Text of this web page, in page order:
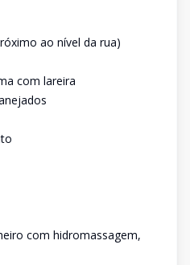
ao nível da rua)
com lareira
com hidromassagem,